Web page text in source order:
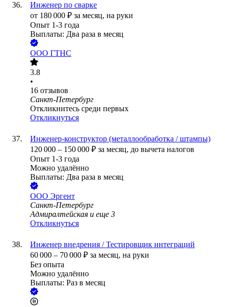
Инженер по сварке
от 180 000 ₽ за месяц, на руки
Опыт 1-3 года
Выплаты: Два раза в месяц
ООО ГТНС
3.8
•
16 отзывов
Санкт-Петербург
Откликнитесь среди первых
Откликнуться
Инженер-конструктор (металлообработка / штампы)
120 000 – 150 000 ₽ за месяц, до вычета налогов
Опыт 1-3 года
Можно удалённо
Выплаты: Два раза в месяц
ООО Эргент
Санкт-Петербург
Адмиралтейская и еще 3
Откликнуться
Инженер внедрения / Тестировщик интеграций
60 000 – 70 000 ₽ за месяц, на руки
Без опыта
Можно удалённо
Выплаты: Раз в месяц